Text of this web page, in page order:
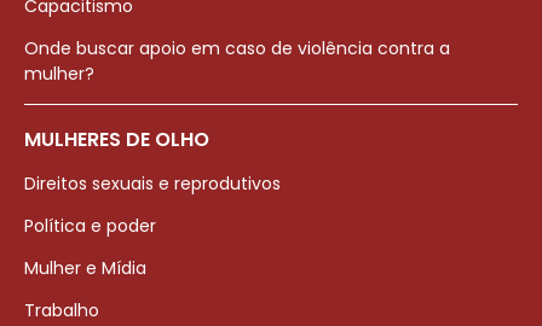
Capacitismo
Onde buscar apoio em caso de violência contra a
mulher?
MULHERES DE OLHO
Direitos sexuais e reprodutivos
Política e poder
Mulher e Mídia
Trabalho